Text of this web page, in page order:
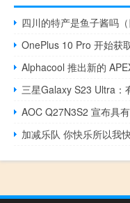
四川的特产是鱼子酱吗（
OnePlus 10 Pro 开始获
Alphacool 推出新的
三星Galaxy S23 Ultra：
AOC Q27N3S2 宣布具
加减乐队 你快乐所以我